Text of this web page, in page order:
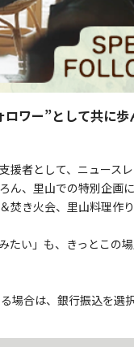
ロワー”として共に歩
援者として、ニュース
ん、里山での特別企画
焚き火会、里山料理作
たい」も、きっとこの
場合は、銀行振込を選